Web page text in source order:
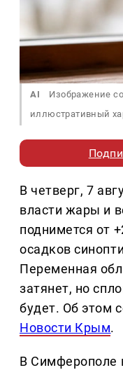
AI
Изображение
иллюстративный
В четверг, 7
власти жары и
поднимется от
осадков
Переменная
затянет, но
будет. Об этом
Новости Крым.
В Симферополе